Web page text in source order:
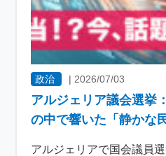
政治 | 2026/07/03
アルジェリア議会選挙
の中で響いた「静かな
アルジェリアで国会議員